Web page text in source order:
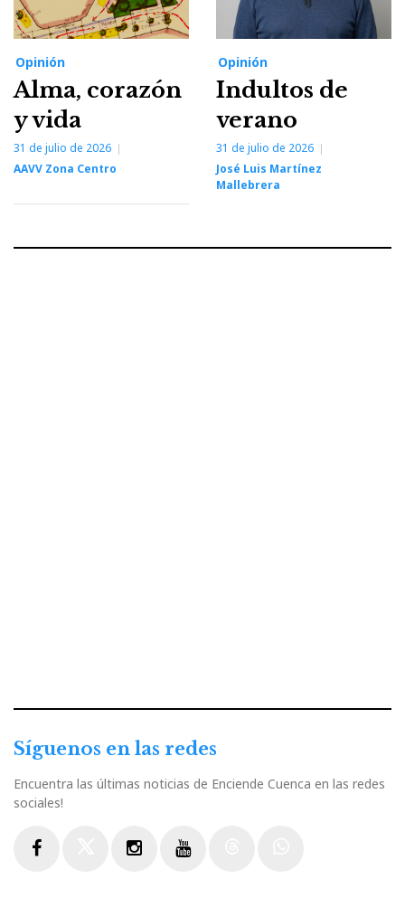
Opinión
Alma, corazón
y vida
31 de julio de 2026
AAVV Zona Centro
Opinión
Indultos de
verano
31 de julio de 2026
José Luis Martínez
Mallebrera
Síguenos en las redes
Encuentra las últimas noticias de Enciende Cuenca en las redes
sociales!